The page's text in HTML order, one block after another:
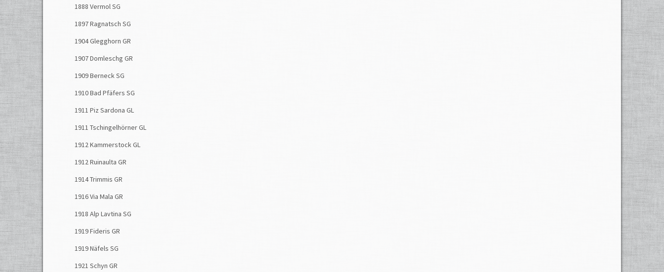
1888 Vermol SG
1897 Ragnatsch SG
1904 Glegghorn GR
1907 Domleschg GR
1909 Berneck SG
1910 Bad Pfäfers SG
1911 Piz Sardona GL
1911 Tschingelhörner GL
1912 Kammerstock GL
1912 Ruinaulta GR
1914 Trimmis GR
1916 Via Mala GR
1918 Alp Lavtina SG
1919 Fideris GR
1919 Näfels SG
1921 Schyn GR